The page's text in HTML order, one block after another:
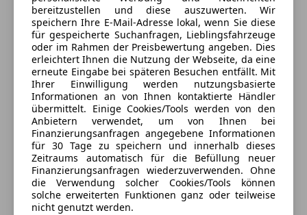
Anbieter kontaktieren
Deine Nachricht
bereitzustellen und diese auszuwerten. Wir
speichern Ihre E-Mail-Adresse lokal, wenn Sie diese
für gespeicherte Suchanfragen, Lieblingsfahrzeuge
oder im Rahmen der Preisbewertung angeben. Dies
erleichtert Ihnen die Nutzung der Webseite, da eine
erneute Eingabe bei späteren Besuchen entfällt. Mit
Ihrer Einwilligung werden nutzungsbasierte
Informationen an von Ihnen kontaktierte Händler
übermittelt. Einige Cookies/Tools werden von den
Anbietern verwendet, um von Ihnen bei
Finanzierungsanfragen angegebene Informationen
für 30 Tage zu speichern und innerhalb dieses
Zeitraums automatisch für die Befüllung neuer
Finanzierungsanfragen wiederzuverwenden. Ohne
die Verwendung solcher Cookies/Tools können
solche erweiterten Funktionen ganz oder teilweise
nicht genutzt werden.